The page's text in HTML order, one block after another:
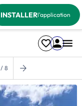
INSTALLERl'application
/ 8